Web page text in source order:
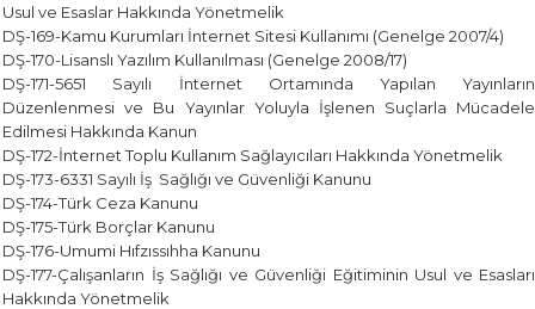
Usul ve Esaslar Hakkında Yönetmelik
DŞ-169-Kamu Kurumları İnternet Sitesi Kullanımı (Genelge 2007/4)
DŞ-170-Lisanslı Yazılım Kullanılması (Genelge 2008/17)
DŞ-171-5651 Sayılı İnternet Ortamında Yapılan Yayınların
Düzenlenmesi ve Bu Yayınlar Yoluyla İşlenen Suçlarla Mücadele
Edilmesi Hakkında Kanun
DŞ-172-İnternet Toplu Kullanım Sağlayıcıları Hakkında Yönetmelik
DŞ-173-6331 Sayılı İş Sağlığı ve Güvenliği Kanunu
DŞ-174-Türk Ceza Kanunu
DŞ-175-Türk Borçlar Kanunu
DŞ-176-Umumi Hıfzıssıhha Kanunu
DŞ-177-Çalışanların İş Sağlığı ve Güvenliği Eğitiminin Usul ve Esasları
Hakkında Yönetmelik